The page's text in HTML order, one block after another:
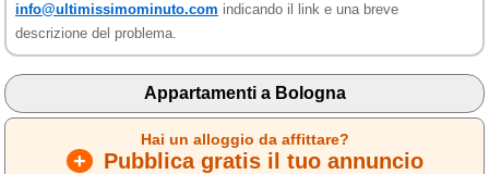
info@ultimissimominuto.com indicando il link e una breve
descrizione del problema.
Appartamenti a Bologna
Hai un alloggio da affittare?
+ Pubblica gratis il tuo annuncio